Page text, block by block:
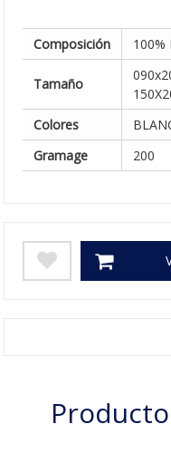
Composición 100%
Tamaño
Colores
Gramage
200